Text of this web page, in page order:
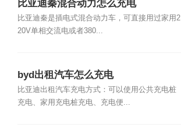
比亚迪秦混合动力怎么充电
比亚迪秦是插电式混合动力车，可直接用过家用2
20V单相交流电或者380...
byd出租汽车怎么充电
比亚迪出租汽车充电方式：可以使用公共充电桩
充电、家用充电桩充电、充电便...